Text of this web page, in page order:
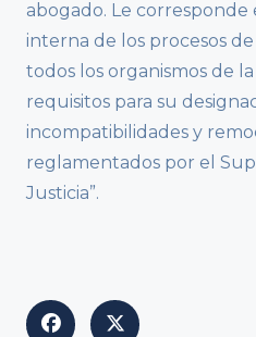
abogado. Le
interna de los procesos
todos los organismos de
requisitos para su
incompatibilidades y
reglamentados por el
Justicia”.